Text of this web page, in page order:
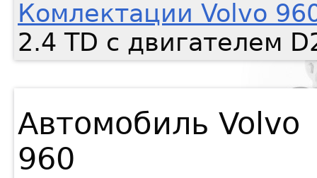
Комлектации Volvo
2.4 TD с двигателем
Автомобиль Volvo
960